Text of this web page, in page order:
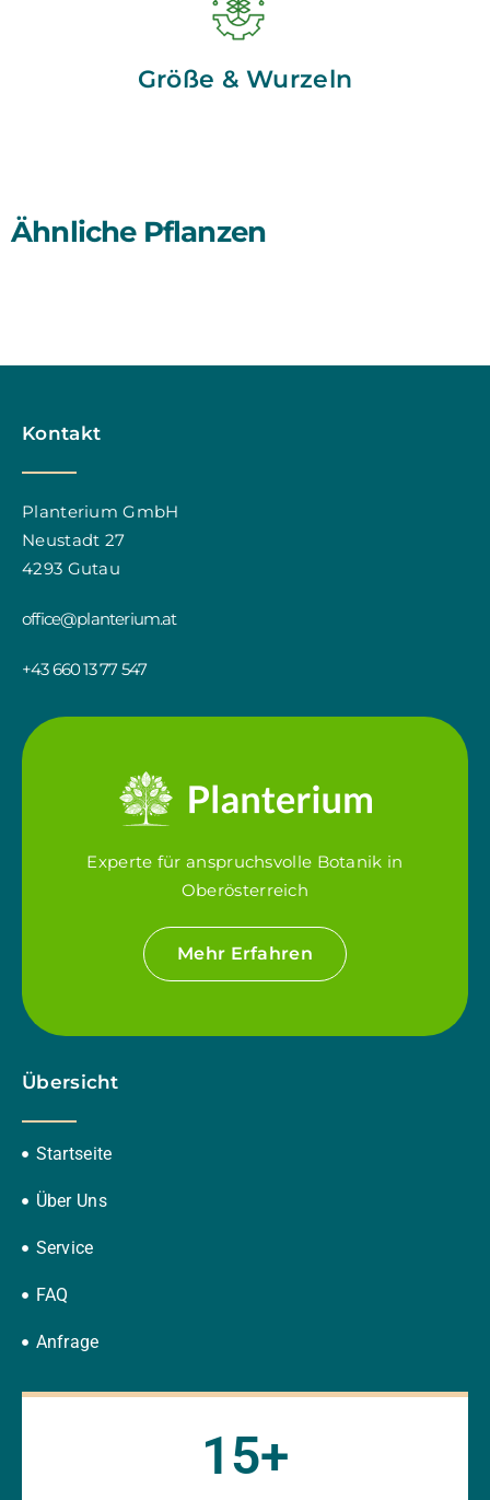
Größe & Wurzeln
Ähnliche Pflanzen
Kontakt
Planterium GmbH
Neustadt 27
4293 Gutau
office@planterium.at
+43 660 13 77 547
Experte für anspruchsvolle Botanik in
Oberösterreich
Mehr Erfahren
Übersicht
Startseite
Über Uns
Service
FAQ
Anfrage
15+